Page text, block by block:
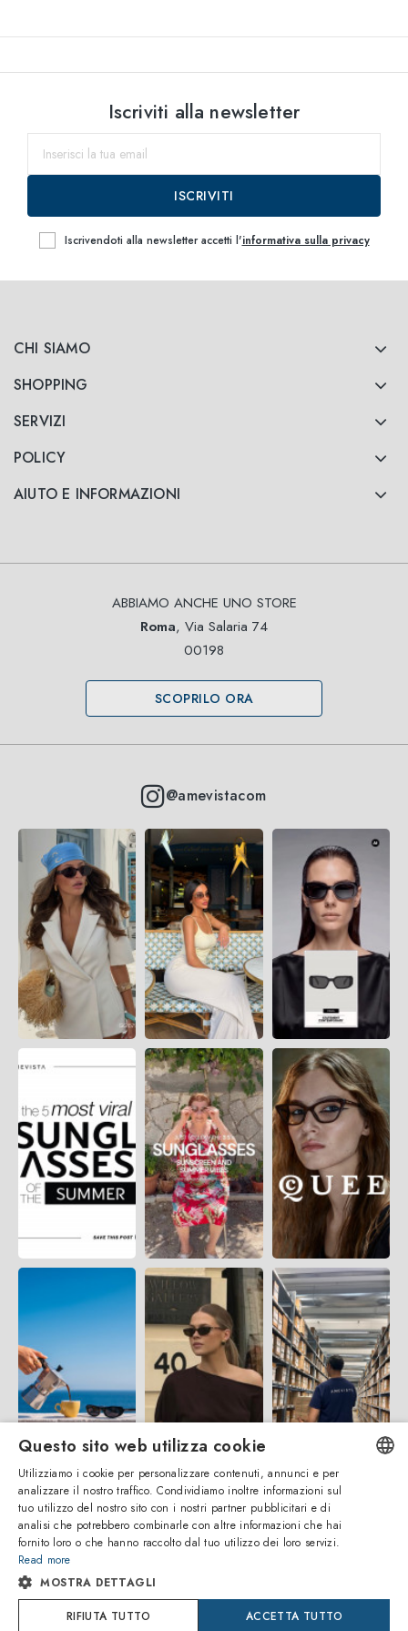
CHI SIAMO
SHOPPING
SERVIZI
POLICY
AIUTO E INFORMAZIONI
@amevistacom
ABBIAMO ANCHE UNO STORE
Roma, Via Salaria 74
00198
SCOPRILO ORA
Iscriviti alla newsletter
ISCRIVITI
Iscrivendoti alla newsletter accetti l'informativa sulla privacy
Amevista Srl
P. IVA 14956881008
ENGLISH
ITALIAN
Questo sito web utilizza cookie
Utilizziamo i cookie per personalizzare contenuti, annunci e per
analizzare il nostro traffico. Condividiamo inoltre informazioni sul
tuo utilizzo del nostro sito con i nostri partner pubblicitari e di
analisi che potrebbero combinarle con altre informazioni che hai
fornito loro o che hanno raccolto dal tuo utilizzo dei loro servizi.
Read more
MOSTRA DETTAGLI
ACCETTA TUTTO
RIFIUTA TUTTO